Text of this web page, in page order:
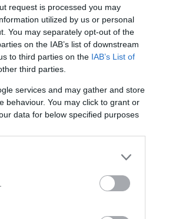
request is processed you may
utilized by us or personal
You may separately opt-out of the
on the IAB’s list of downstream
to third parties on the IAB’s List of
third parties.
services and may gather and store
behaviour. You may click to grant or
data for below specified purposes
στο κρουαζιερόπλοιο
κρούσματα που εντοπίστηκαν σε
αναλογία δείχνει τη χαμηλή